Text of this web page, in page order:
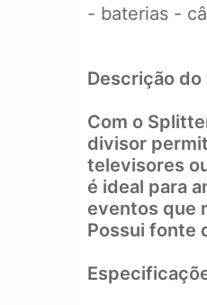
- baterias -
Descrição
Com o
divisor
televisores
é ideal para
eventos que
Possui fonte